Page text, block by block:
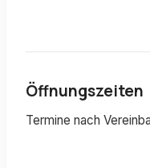
Öffnungszeiten
Termine nach